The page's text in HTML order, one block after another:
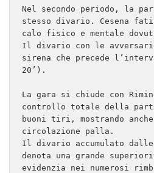
Nel secondo periodo, la
stesso divario. Cesena
calo fisico e mentale
Il divario con le
sirena che precede
20’).
La gara si chiude con
controllo totale della
buoni tiri, mostrando
circolazione palla.
Il divario accumulato dalle
denota una grande
evidenzia nei numerosi